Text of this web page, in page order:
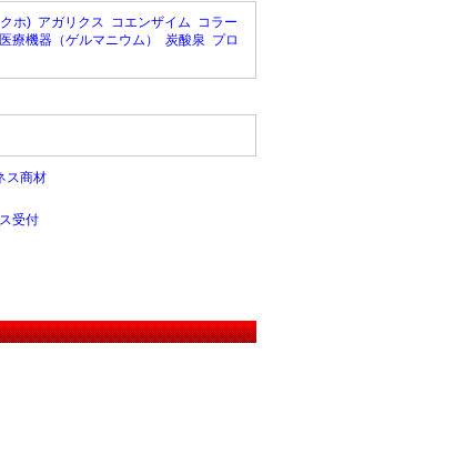
ホ) アガリクス コエンザイム コラー
医療機器（ゲルマニウム） 炭酸泉 プロ
ス商材
受付